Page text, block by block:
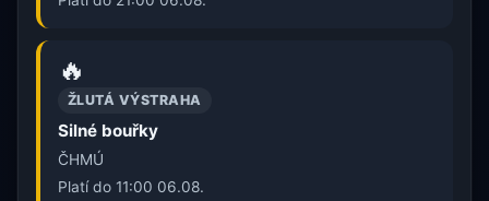
🔥
ŽLUTÁ VÝSTRAHA
Silné bouřky
ČHMÚ
Platí do 11:00 06.08.